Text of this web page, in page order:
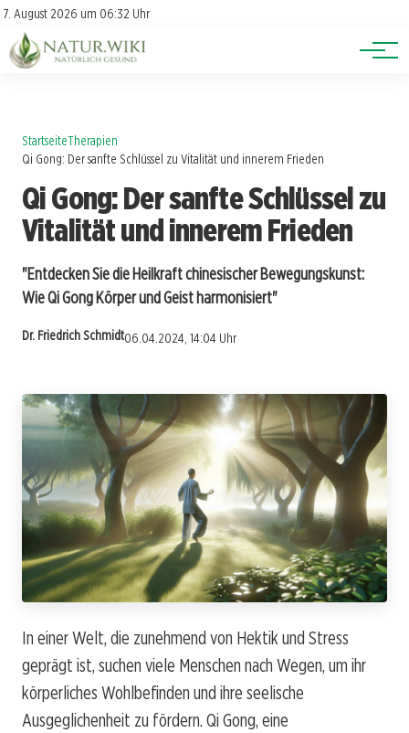
7. August 2026 um 06:32 Uhr
Account
Newsletter
Lexikon
Themen
StartseiteTherapien
Qi Gong: Der sanfte Schlüssel zu Vitalität und innerem Frieden
Qi Gong: Der sanfte Schlüssel zu
Vitalität und innerem Frieden
"Entdecken Sie die Heilkraft chinesischer Bewegungskunst:
Wie Qi Gong Körper und Geist harmonisiert"
Dr. Friedrich Schmidt06.04.2024, 14:04 Uhr
In einer Welt, die zunehmend von Hektik und Stress
geprägt ist, suchen viele Menschen nach Wegen, um ihr
körperliches Wohlbefinden und ihre seelische
Ausgeglichenheit zu fördern. Qi Gong, eine